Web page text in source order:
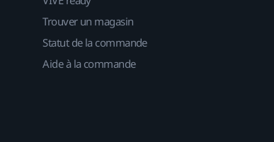
Trouver un magasin
Statut de la commande
Aide à la commande